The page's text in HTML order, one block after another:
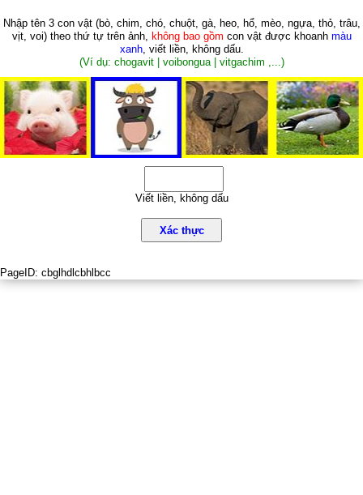
Nhập tên 3 con vật (bò, chim, chó, chuột, gà, heo, hổ, mèo, ngựa, thỏ, trâu,
vịt, voi)theo thứ tự trên ảnh, không bao gồm con vật được khoanh màu
xanh, viết liền, không dấu.
(Ví dụ: chogavit | voibongua | vitgachim ,...)
Viết liền, không dấu
Xác thực
PageID: cbglhdlcbhlbcc